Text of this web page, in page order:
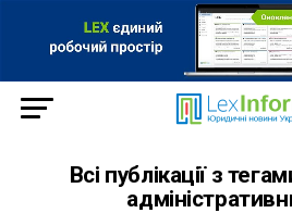
Всі публікації з